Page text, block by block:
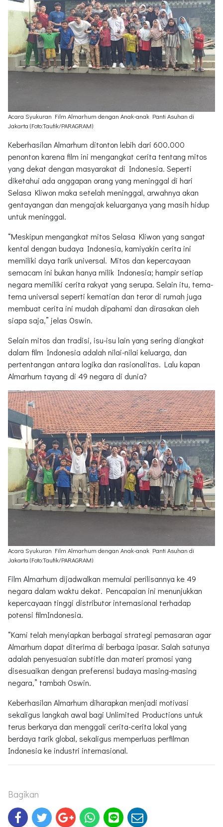
Acara Syukuran Film Almarhum dengan Anak-anak Panti Asuhan di
Jakarta (Foto:Taufik/PARAGRAM)
Keberhasilan Almarhum ditonton lebih dari 600.000
penonton karena film ini mengangkat cerita tentang mitos
yang dekat dengan masyarakat di Indonesia. Seperti
diketahui ada anggapan orang yang meninggal di hari
Selasa Kliwon maka setelah meninggal, arwahnya akan
gentayangan dan mengajak keluarganya yang masih hidup
untuk meninggal.
“Meskipun mengangkat mitos Selasa Kliwon yang sangat
kental dengan budaya Indonesia, kamiyakin cerita ini
memiliki daya tarik universal. Mitos dan kepercayaan
semacam ini bukan hanya milik Indonesia; hampir setiap
negara memiliki cerita rakyat yang serupa. Selain itu, tema-
tema universal seperti kematian dan teror di rumah juga
membuat cerita ini mudah dipahami dan dirasakan oleh
siapa saja,” jelas Oswin.
Selain mitos dan tradisi, isu-isu lain yang sering diangkat
dalam film Indonesia adalah nilai-nilai keluarga, dan
pertentangan antara logika dan rasionalitas. Lalu kapan
Almarhum tayang di 49 negara di dunia?
Acara Syukuran Film Almarhum dengan Anak-anak Panti Asuhan di
Jakarta (Foto:Taufik/PARAGRAM)
Film Almarhum dijadwalkan memulai perilisannya ke 49
negara dalam waktu dekat. Pencapaian ini menunjukkan
kepercayaan tinggi distributor internasional terhadap
potensi filmIndonesia.
“Kami telah menyiapkan berbagai strategi pemasaran agar
Almarhum dapat diterima di berbaga ipasar. Salah satunya
adalah penyesuaian subtitle dan materi promosi yang
disesuaikan dengan preferensi budaya masing-masing
negara,” tambah Oswin.
Keberhasilan Almarhum diharapkan menjadi motivasi
sekaligus langkah awal bagi Unlimited Productions untuk
terus berkarya dan menggali cerita-cerita lokal yang
berdaya tarik global, sekaligus memperluas perfilman
Indonesia ke industri internasional.
Bagikan